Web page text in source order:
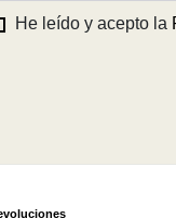
He leído y acepto la